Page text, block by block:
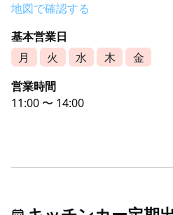
地図で確認する
基本営業日
月
火 水 木
金
営業時間
11:00 〜 14:00